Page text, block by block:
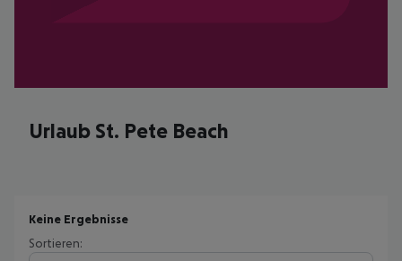
Urlaub St. Pete Beach
Keine Ergebnisse
Sortieren: